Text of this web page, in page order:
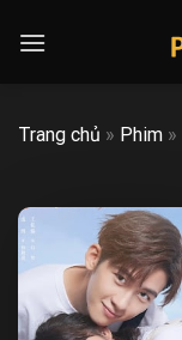
Trang chủ » Phim »